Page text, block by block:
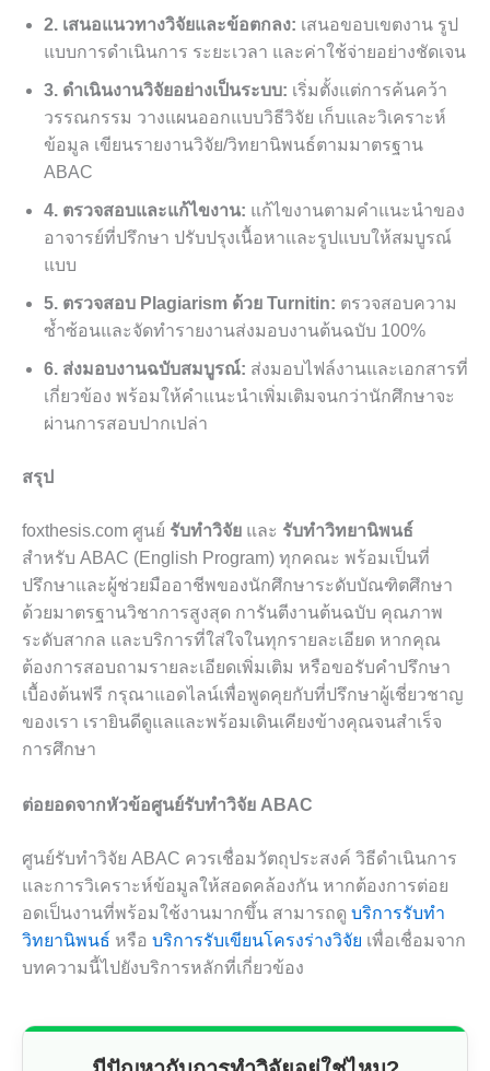
2. เสนอแนวทางวิจัยและข้อตกลง: เสนอขอบเขตงาน รูป
แบบการดำเนินการ ระยะเวลา และค่าใช้จ่ายอย่างชัดเจน
3. ดำเนินงานวิจัยอย่างเป็นระบบ: เริ่มตั้งแต่การค้นคว้า
วรรณกรรม วางแผนออกแบบวิธีวิจัย เก็บและวิเคราะห์
ข้อมูล เขียนรายงานวิจัย/วิทยานิพนธ์ตามมาตรฐาน
ABAC
4. ตรวจสอบและแก้ไขงาน: แก้ไขงานตามคำแนะนำของ
อาจารย์ที่ปรึกษา ปรับปรุงเนื้อหาและรูปแบบให้สมบูรณ์
แบบ
5. ตรวจสอบ Plagiarism ด้วย Turnitin: ตรวจสอบความ
ซ้ำซ้อนและจัดทำรายงานส่งมอบงานต้นฉบับ 100%
6. ส่งมอบงานฉบับสมบูรณ์: ส่งมอบไฟล์งานและเอกสารที่
เกี่ยวข้อง พร้อมให้คำแนะนำเพิ่มเติมจนกว่านักศึกษาจะ
ผ่านการสอบปากเปล่า
สรุป
foxthesis.com ศูนย์ รับทำวิจัย และ รับทำวิทยานิพนธ์
สำหรับ ABAC (English Program) ทุกคณะ พร้อมเป็นที่
ปรึกษาและผู้ช่วยมืออาชีพของนักศึกษาระดับบัณฑิตศึกษา
ด้วยมาตรฐานวิชาการสูงสุด การันตีงานต้นฉบับ คุณภาพ
ระดับสากล และบริการที่ใส่ใจในทุกรายละเอียด หากคุณ
ต้องการสอบถามรายละเอียดเพิ่มเติม หรือขอรับคำปรึกษา
เบื้องต้นฟรี กรุณาแอดไลน์เพื่อพูดคุยกับที่ปรึกษาผู้เชี่ยวชาญ
ของเรา เรายินดีดูแลและพร้อมเดินเคียงข้างคุณจนสำเร็จ
การศึกษา
ต่อยอดจากหัวข้อศูนย์รับทำวิจัย ABAC
ศูนย์รับทำวิจัย ABAC ควรเชื่อมวัตถุประสงค์ วิธีดำเนินการ
และการวิเคราะห์ข้อมูลให้สอดคล้องกัน หากต้องการต่อย
อดเป็นงานที่พร้อมใช้งานมากขึ้น สามารถดู บริการรับทำ
วิทยานิพนธ์ หรือ บริการรับเขียนโครงร่างวิจัย เพื่อเชื่อมจาก
บทความนี้ไปยังบริการหลักที่เกี่ยวข้อง